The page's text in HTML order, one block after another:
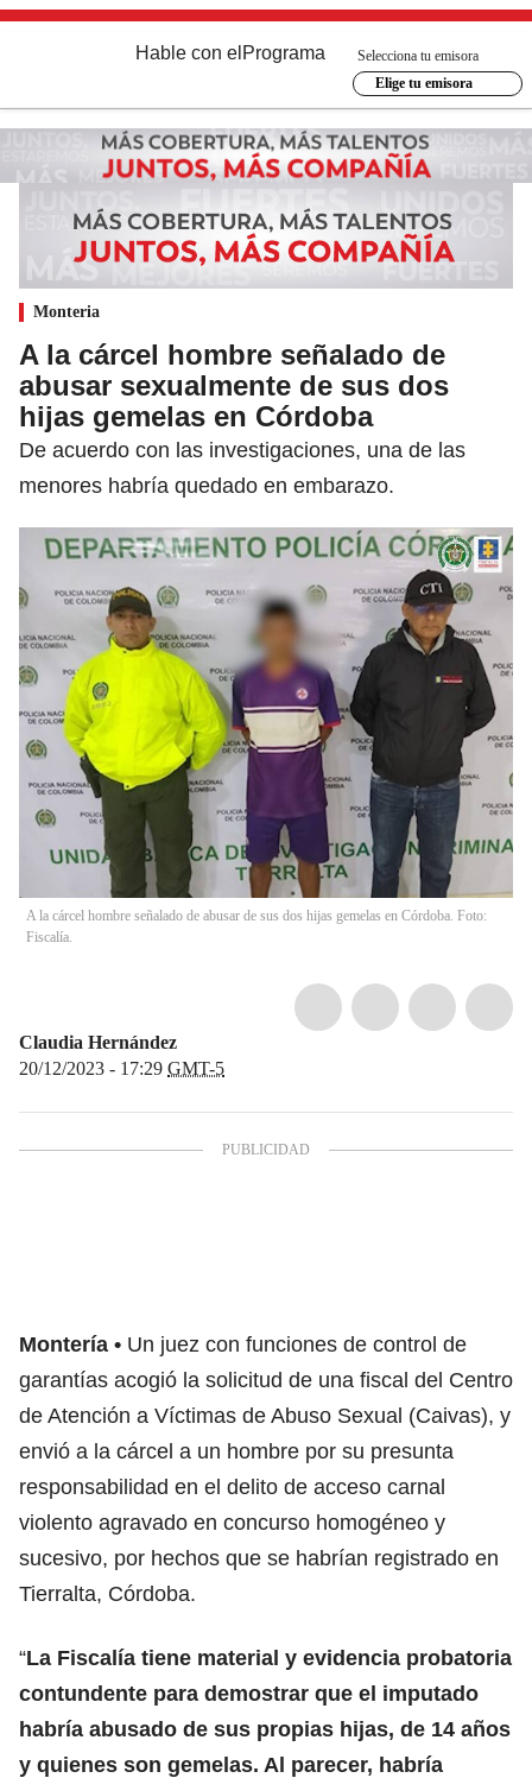
Hable con el Programa
Selecciona tu emisora
Elige tu emisora
Monteria
A la cárcel hombre señalado de
abusar sexualmente de sus dos
hijas gemelas en Córdoba
De acuerdo con las investigaciones, una de las
menores habría quedado en embarazo.
A la cárcel hombre señalado de abusar de sus dos hijas gemelas en Córdoba. Foto:
Fiscalía.
Claudia Hernández
20/12/2023 - 17:29 GMT-5
Montería
Un juez con funciones de control de
garantías acogió la solicitud de una fiscal del Centro
de Atención a Víctimas de Abuso Sexual (Caivas), y
envió a la cárcel a un hombre por su presunta
responsabilidad en el delito de acceso carnal
violento agravado en concurso homogéneo y
sucesivo, por hechos que se habrían registrado en
Tierralta, Córdoba.
“La Fiscalía tiene material y evidencia probatoria
contundente para demostrar que el imputado
habría abusado de sus propias hijas, de 14 años
y quienes son gemelas. Al parecer, habría